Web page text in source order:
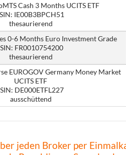
Cash 3 Months UCITS ETF
IE00B3BPCH51
thesaurierend
0-6 Months Euro Investment Grade
FR0010754200
thesaurierend
EUROGOV Germany Money Market
UCITS ETF
DE000ETFL227
ausschüttend
jeden Broker per